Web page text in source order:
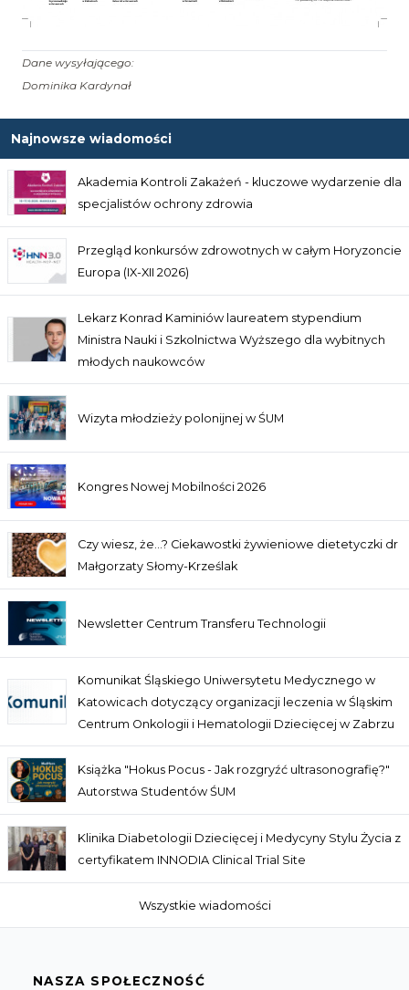
Dane wysyłającego:
Dominika Kardynał
Najnowsze wiadomości
Akademia Kontroli Zakażeń - kluczowe wydarzenie dla
specjalistów ochrony zdrowia
Przegląd konkursów zdrowotnych w całym Horyzoncie
Europa (IX-XII 2026)
Lekarz Konrad Kaminiów laureatem stypendium
Ministra Nauki i Szkolnictwa Wyższego dla wybitnych
młodych naukowców
Wizyta młodzieży polonijnej w ŚUM
Kongres Nowej Mobilności 2026
Czy wiesz, że…? Ciekawostki żywieniowe dietetyczki dr
Małgorzaty Słomy-Krześlak
Newsletter Centrum Transferu Technologii
Komunikat Śląskiego Uniwersytetu Medycznego w
Katowicach dotyczący organizacji leczenia w Śląskim
Centrum Onkologii i Hematologii Dziecięcej w Zabrzu
Książka "Hokus Pocus - Jak rozgryźć ultrasonografię?"
Autorstwa Studentów ŚUM
Klinika Diabetologii Dziecięcej i Medycyny Stylu Życia z
certyfikatem INNODIA Clinical Trial Site
Wszystkie wiadomości
NASZA SPOŁECZNOŚĆ